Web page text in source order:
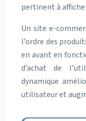
pertinent à
Un site e-
l’ordre des
en avant en
d’achat de
dynamique
utilisateur et